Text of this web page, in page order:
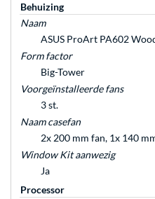
Behuizing
Naam
ASUS ProArt PA602
Form factor
Big-Tower
Voorgeïnstalleerde fans
3 st.
Naam casefan
2x 200 mm fan, 1x 140
Window Kit aanwezig
Ja
Processor